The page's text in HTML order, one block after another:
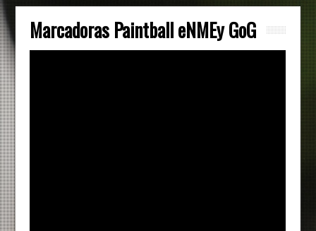
Marcadoras Paintball eNMEy GoG